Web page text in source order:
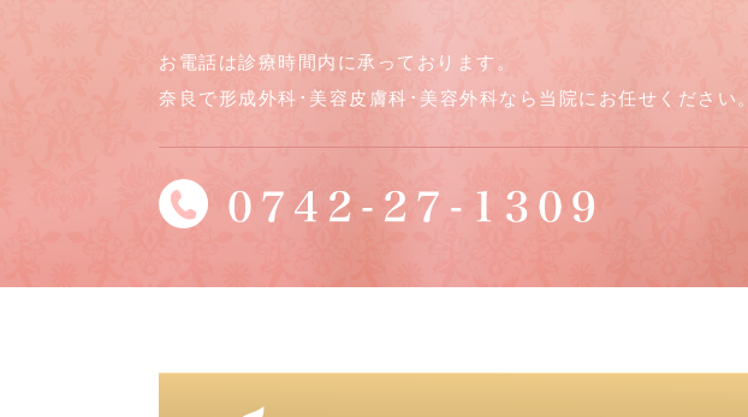
お電話は診療時間内に承っております。
奈良で形成外科･美容皮膚科･美容外科なら当院にお任せください。